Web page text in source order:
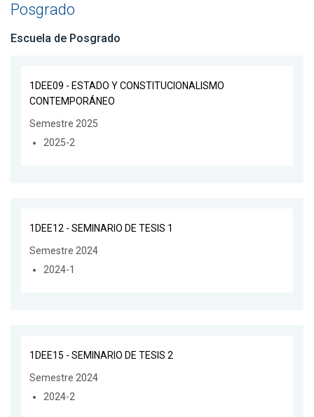
Posgrado
Escuela de Posgrado
1DEE09 - ESTADO Y CONSTITUCIONALISMO
CONTEMPORÁNEO
Semestre 2025
2025-2
1DEE12 - SEMINARIO DE TESIS 1
Semestre 2024
2024-1
1DEE15 - SEMINARIO DE TESIS 2
Semestre 2024
2024-2